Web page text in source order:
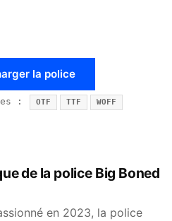
la police
: OTF TTF WOFF
de la police Big Boned
en 2023, la police